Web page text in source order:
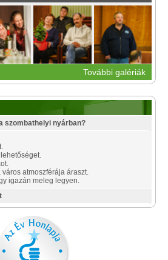
További galériák
szombathelyi nyárban?
város atmoszférája áraszt.
igazán meleg legyen.